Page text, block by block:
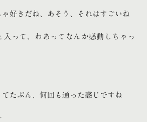
ゃ好きだね、あそう、それはすごいね
入って、わあってなんか感動しちゃっ
てたぶん、何回も通った感じですね